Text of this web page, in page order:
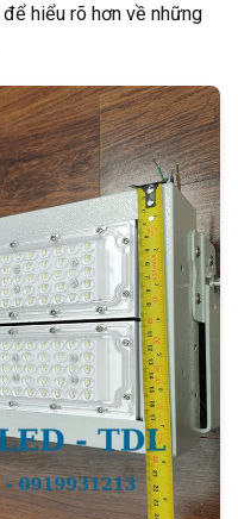
để hiểu rõ hơn về những